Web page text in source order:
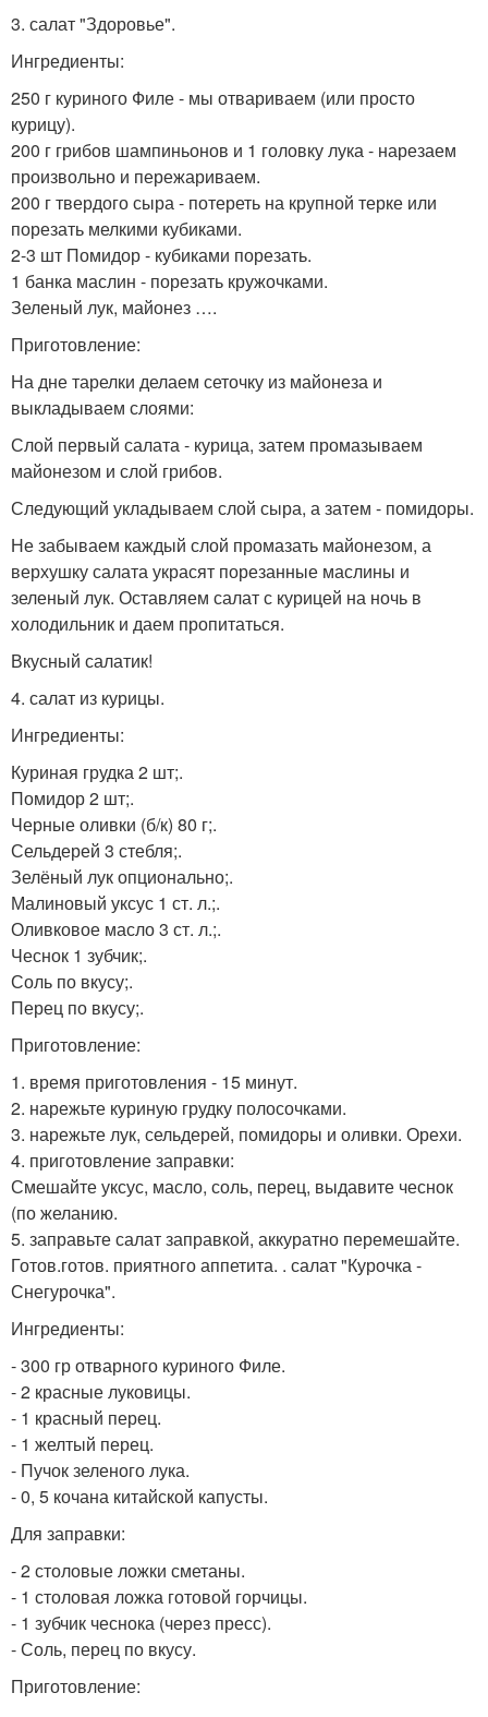
3. салат "Здоровье".
Ингредиенты:
250 г куриного Филе - мы отвариваем (или просто
курицу).
200 г грибов шампиньонов и 1 головку лука - нарезаем
произвольно и пережариваем.
200 г твердого сыра - потереть на крупной терке или
порезать мелкими кубиками.
2-3 шт Помидор - кубиками порезать.
1 банка маслин - порезать кружочками.
Зеленый лук, майонез ….
Приготовление:
На дне тарелки делаем сеточку из майонеза и
выкладываем слоями:
Слой первый салата - курица, затем промазываем
майонезом и слой грибов.
Следующий укладываем слой сыра, а затем - помидоры.
Не забываем каждый слой промазать майонезом, а
верхушку салата украсят порезанные маслины и
зеленый лук. Оставляем салат с курицей на ночь в
холодильник и даем пропитаться.
Вкусный салатик!
4. салат из курицы.
Ингредиенты:
Куриная грудка 2 шт;.
Помидор 2 шт;.
Черные оливки (б/к) 80 г;.
Сельдерей 3 стебля;.
Зелёный лук опционально;.
Малиновый уксус 1 ст. л.;.
Оливковое масло 3 ст. л.;.
Чеснок 1 зубчик;.
Соль по вкусу;.
Перец по вкусу;.
Приготовление:
1. время приготовления - 15 минут.
2. нарежьте куриную грудку полосочками.
3. нарежьте лук, сельдерей, помидоры и оливки. Орехи.
4. приготовление заправки:
Смешайте уксус, масло, соль, перец, выдавите чеснок
(по желанию.
5. заправьте салат заправкой, аккуратно перемешайте.
Готов.готов. приятного аппетита. . салат "Курочка -
Снегурочка".
Ингредиенты:
- 300 гр отварного куриного Филе.
- 2 красные луковицы.
- 1 красный перец.
- 1 желтый перец.
- Пучок зеленого лука.
- 0, 5 кочана китайской капусты.
Для заправки:
- 2 столовые ложки сметаны.
- 1 столовая ложка готовой горчицы.
- 1 зубчик чеснока (через пресс).
- Соль, перец по вкусу.
Приготовление: